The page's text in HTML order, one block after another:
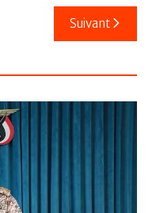
Suivant